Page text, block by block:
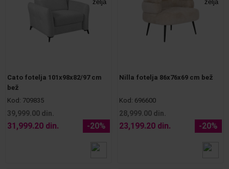
Cato fotelja 101x98x82/97 cm
bež
Kod: 709835
39,999.00 din.
31,999.20 din. -20%
Nilla fotelja 86x76x69 cm bež
Kod: 696600
28,999.00 din.
23,199.20 din. -20%